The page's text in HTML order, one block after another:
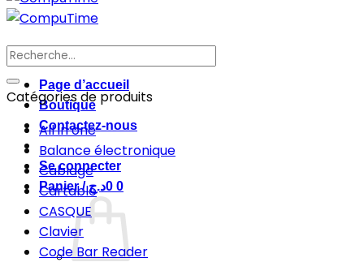
Page d’accueil
Boutique
Contactez-nous
Se connecter
Panier /
0د.ج 0
Recherche
pour :
Catégories de produits
All in one
Balance électronique
Cablage
Cartable
CASQUE
Clavier
Code Bar Reader